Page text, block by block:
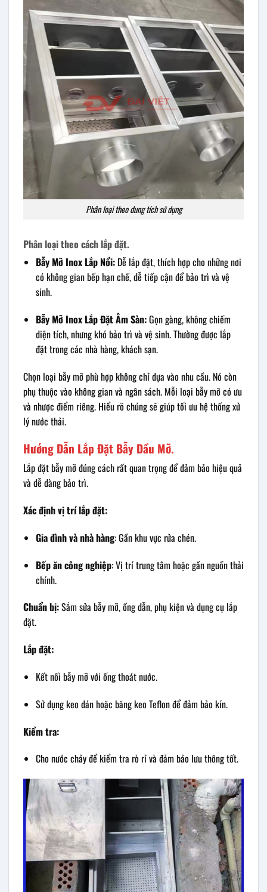
Phân loại theo dung tích sử dụng
Phân loại theo cách lắp đặt.
Bẫy Mỡ Inox Lắp Nổi: Dễ lắp đặt, thích hợp cho những nơi
có không gian bếp hạn chế, dễ tiếp cận để bảo trì và vệ
sinh.
Bẫy Mỡ Inox Lắp Đặt Âm Sàn:Gọn gàng, không chiếm
diện tích, nhưng khó bảo trì và vệ sinh. Thường được lắp
đặt trong các nhà hàng, khách sạn.
Chọn loại bẫy mỡ phù hợp không chỉ dựa vào nhu cầu. Nó còn
phụ thuộc vào không gian và ngân sách. Mỗi loại bẫy mỡ có ưu
và nhược điểm riêng. Hiểu rõ chúng sẽ giúp tối ưu hệ thống xử
lý nước thải.
Hướng Dẫn Lắp Đặt Bẫy Dầu Mỡ.
Lắp đặt bẫy mỡ đúng cách rất quan trọng để đảm bảo hiệu quả
và dễ dàng bảo trì.
Xác định vị trí lắp đặt:
Gia đình và nhà hàng: Gần khu vực rửa chén.
Bếp ăn công nghiệp: Vị trí trung tâm hoặc gần nguồn thải
chính.
Chuẩn bị:Sắm sửa bẫy mỡ, ống dẫn, phụ kiện và dụng cụ lắp
đặt.
Lắp đặt:
Kết nối bẫy mỡ với ống thoát nước.
Sử dụng keo dán hoặc băng keo Teflon để đảm bảo kín.
Kiểm tra:
Cho nước chảy để kiểm tra rò rỉ và đảm bảo lưu thông tốt.